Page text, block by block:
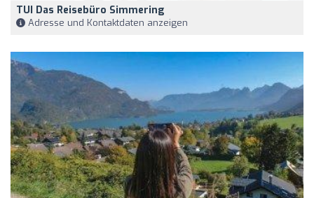
TUI Das Reisebüro Simmering
Adresse und Kontaktdaten anzeigen